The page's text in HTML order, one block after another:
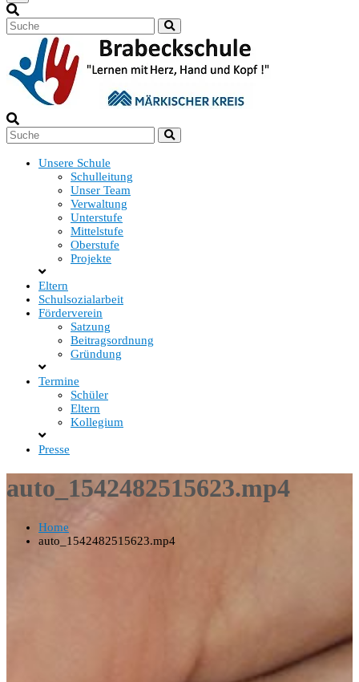
Unsere Schule
Schulleitung
Unser Team
Verwaltung
Unterstufe
Mittelstufe
Oberstufe
Projekte
Eltern
Schulsozialarbeit
Förderverein
Satzung
Beitragsordnung
Gründung
Termine
Schüler
Eltern
Kollegium
Presse
auto_1542482515623.mp4
Home
auto_1542482515623.mp4